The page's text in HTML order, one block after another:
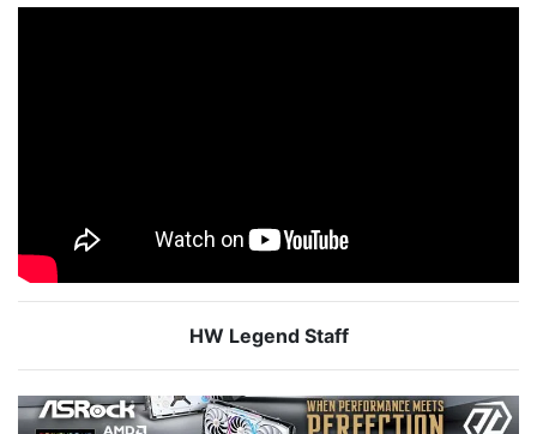
HW Legend Staff